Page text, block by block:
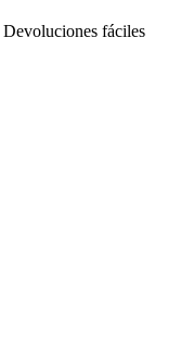
Devoluciones fáciles